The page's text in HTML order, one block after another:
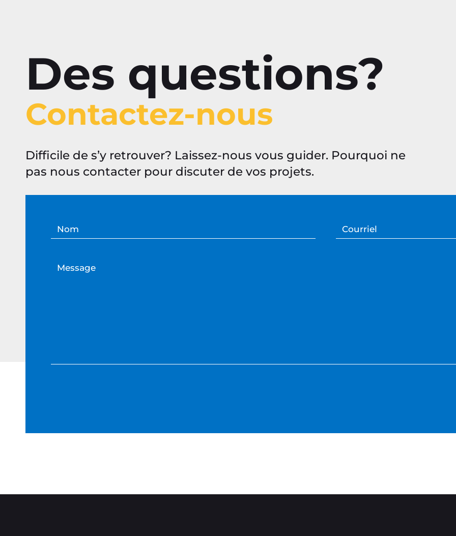
Des questions?
Contactez-nous
Difficile de s’y retrouver? Laissez-nous vous guider. Pourquoi ne
pas nous contacter pour discuter de vos projets.